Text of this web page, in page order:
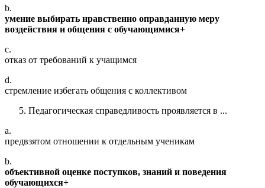
b.
умение выбирать нравственно оправданную меру
воздействия и общения с обучающимися+
c.
отказ от требований к учащимся
d.
стремление избегать общения с коллективом
Педагогическая справедливость проявляется в ...
a.
предвзятом отношении к отдельным ученикам
b.
объективной оценке поступков, знаний и поведения
обучающихся+